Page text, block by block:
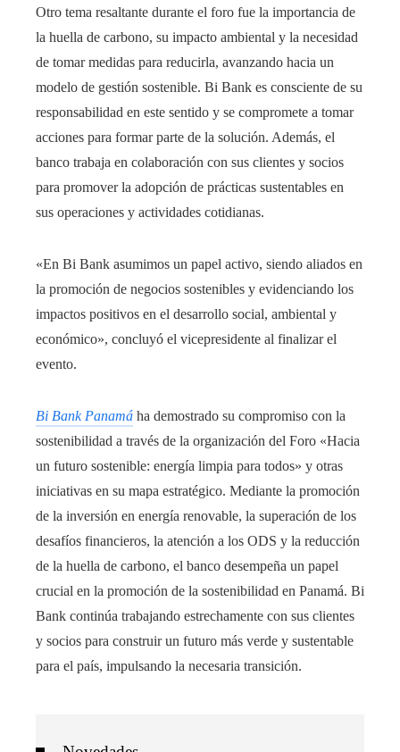
Otro tema resaltante durante el foro fue la importancia de
la huella de carbono, su impacto ambiental y la necesidad
de tomar medidas para reducirla, avanzando hacia un
modelo de gestión sostenible. Bi Bank es consciente de su
responsabilidad en este sentido y se compromete a tomar
acciones para formar parte de la solución. Además, el
banco trabaja en colaboración con sus clientes y socios
para promover la adopción de prácticas sustentables en
sus operaciones y actividades cotidianas.
«En Bi Bank asumimos un papel activo, siendo aliados en
la promoción de negocios sostenibles y evidenciando los
impactos positivos en el desarrollo social, ambiental y
económico», concluyó el vicepresidente al finalizar el
evento.
Bi Bank Panamá ha demostrado su compromiso con la
sostenibilidad a través de la organización del Foro «Hacia
un futuro sostenible: energía limpia para todos» y otras
iniciativas en su mapa estratégico. Mediante la promoción
de la inversión en energía renovable, la superación de los
desafíos financieros, la atención a los ODS y la reducción
de la huella de carbono, el banco desempeña un papel
crucial en la promoción de la sostenibilidad en Panamá. Bi
Bank continúa trabajando estrechamente con sus clientes
y socios para construir un futuro más verde y sustentable
para el país, impulsando la necesaria transición.